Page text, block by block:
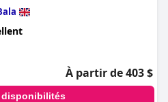
d'une atmosphère accueillante,
ordre pour les visiteurs de
À partir de 403 $
disponibilités